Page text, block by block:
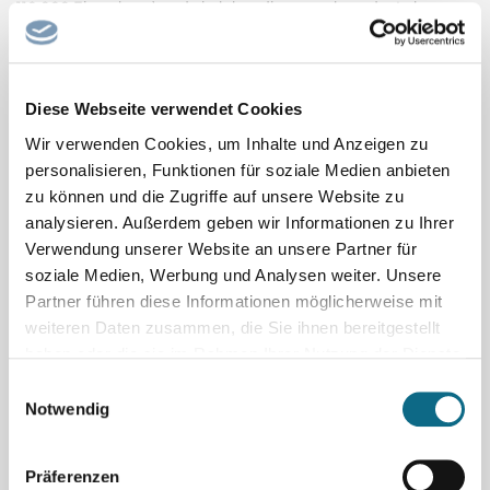
Diese Webseite verwendet Cookies
Wir verwenden Cookies, um Inhalte und Anzeigen zu
personalisieren, Funktionen für soziale Medien anbieten
zu können und die Zugriffe auf unsere Website zu
analysieren. Außerdem geben wir Informationen zu Ihrer
Verwendung unserer Website an unsere Partner für
soziale Medien, Werbung und Analysen weiter. Unsere
Partner führen diese Informationen möglicherweise mit
weiteren Daten zusammen, die Sie ihnen bereitgestellt
Notwendig
Präferenzen
110.000 Einwohner) und ein lebendiger, wachsender Lebens-
und Wirtschaftsstandort nahe Luxemburg, Frankreich und
Belgien. Als Universitäts- und Hochschulstadt bietet Trier mit
Stadtverwaltung Trier
Projektingenieur (m/w/d)
Stadt Celle. Meine Zukunft. Über uns Unsere wichtigste Aufgabe
als Eigenbetrieb der Stadt Celle ist der Umweltschutz: Wir
sorgen verlässlich dafür, dass verschmutztes Wasser gereinigt
wird, bevor es zurück in den natürlichen Kreislauf gelangt.
Dafür halten wir Abwasserkanäle instand, betreiben...
Residenzstadt Celle
Der Arbeitsplatz Erde – als Weltvermesserin bzw. Weltvermesser
der Vermessung und Aufteilung der Erde in Punkte, Linien und